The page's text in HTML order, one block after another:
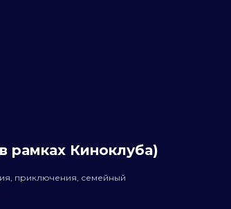
рамках Киноклуба)
приключения, семейный